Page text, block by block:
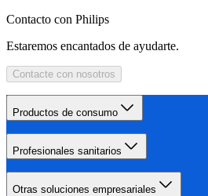
Contacto con Philips
Estaremos encantados de ayudarte.
Contacte con nosotros
Productos de consumo
Profesionales sanitarios
Otras soluciones empresariales